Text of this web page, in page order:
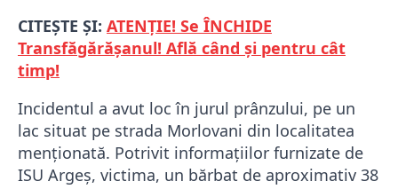
CITEȘTE ȘI: ATENȚIE! Se ÎNCHIDE
Transfăgărășanul! Află când și pentru cât
timp!
Incidentul a avut loc în jurul prânzului, pe un
lac situat pe strada Morlovani din localitatea
menționată. Potrivit informațiilor furnizate de
ISU Argeș, victima, un bărbat de aproximativ 38